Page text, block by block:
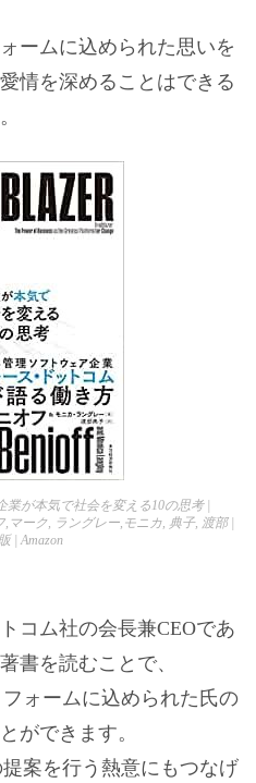
ームに込められた思いを
情を深めることはできる
業が本気で社会を変える10の思考 |
,マーク, ラングレー,モニカ, 典子, 渡部 |
| Amazon
コム社の会長兼CEOであ
書を読むことで、
フォームに込められた氏の
ができます。
提案を行う熱意にもつなげ